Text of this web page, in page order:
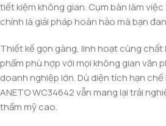
tiết kiệm không gian. Cụm bàn làm việc
chính là giải pháp hoàn hảo mà bạn
Thiết kế gọn gàng, linh hoạt cùng
phẩm phù hợp với mọi không gian văn
doanh nghiệp lớn. Dù diện tích hạn
ANETO WC34642 vẫn mang lại trải
thẩm mỹ cao.